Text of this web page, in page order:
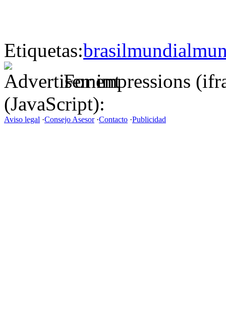
Etiquetas:brasilmundial
For impressions
(JavaScript):
Aviso legal ·Consejo Asesor·Contacto ·Publicidad